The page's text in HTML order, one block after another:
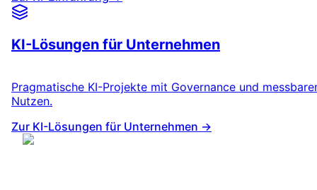
KI-Lösungen für Unternehmen
Pragmatische KI-Projekte mit Governance und
Nutzen.
Zur KI-Lösungen für Unternehmen →